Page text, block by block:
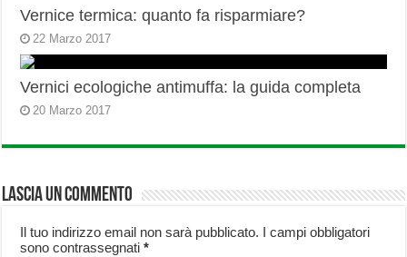
Vernice termica: quanto fa risparmiare?
22 Marzo 2017
Vernici ecologiche antimuffa: la guida completa
20 Marzo 2017
Lascia un commento
Il tuo indirizzo email non sarà pubblicato. I campi obbligatori
sono contrassegnati*